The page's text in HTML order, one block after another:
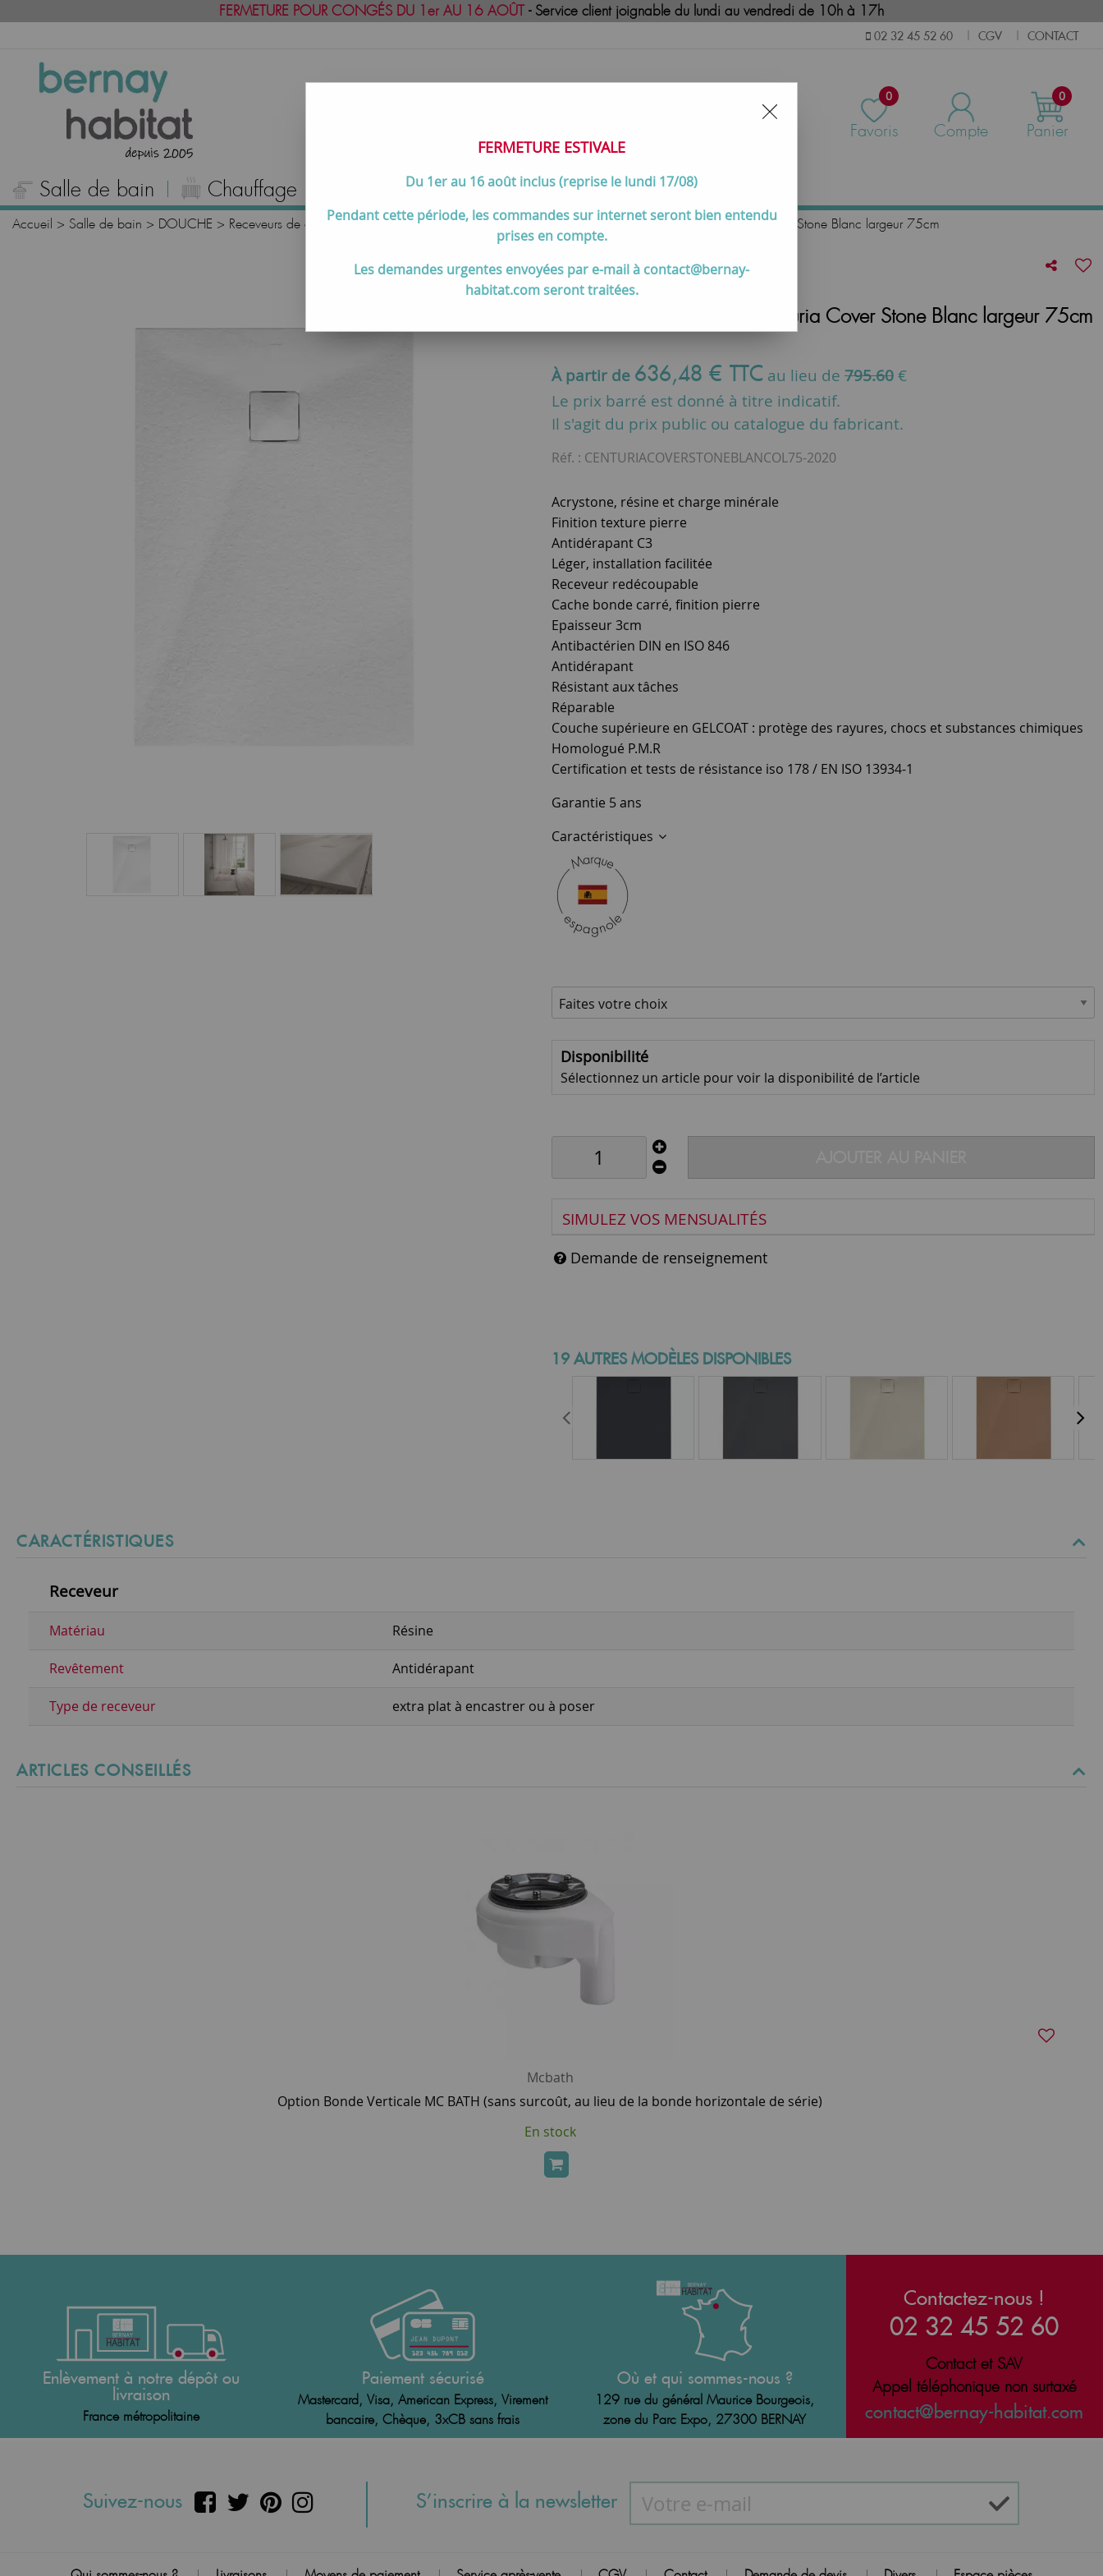
FERMETURE POUR CONGÉS DU 1er AU 16 AOÛT- Service client joignable du lundi au vendredi de 10h à 17h
02 32 45 52 60 CGV CONTACT
0
Favoris Compte
0
Panier
Salle de bain Chauffage Cuisson Meilleures ventes Contactez-nous
Accueil > Salle de bain > DOUCHE > Receveurs de douche résine McBath >Receveurs CENTURIA >Receveur résine McBath Centuria Cover Stone Blanc largeur 75cm
Receveur résine McBath Centuria Cover Stone Blanc largeur 75cm
À partir de 636,48 € TTC au lieu de 795.60€
Le prix barré est donné à titre indicatif.
Il s'agit du prix public ou catalogue du fabricant.
Réf. : CENTURIACOVERSTONEBLANCOL75-2020
Acrystone, résine et charge minérale
Finition texture pierre
Antidérapant C3
Léger, installation facilitée
Receveur redécoupable
Cache bonde carré, finition pierre
Epaisseur 3cm
Antibactérien DIN en ISO 846
Antidérapant
Résistant aux tâches
Réparable
Couche supérieure en GELCOAT : protège des rayures, chocs et substances chimiques
Homologué P.M.R
Certification et tests de résistance iso 178 / EN ISO 13934-1
Garantie 5 ans
Caractéristiques
Disponibilité
Sélectionnez un article pour voir la disponibilité de l’article
SIMULEZ VOS MENSUALITÉS
Demande de renseignement
19 AUTRES MODÈLES DISPONIBLES
CARACTÉRISTIQUES
Receveur
Matériau Résine
Revêtement Antidérapant
Type de receveur extra plat à encastrer ou à poser
ARTICLES CONSEILLÉS
Mcbath
Option Bonde Verticale MC BATH (sans surcoût, au lieu de la bonde horizontale de série)
En stock
Enlèvement à notre dépôt ou
livraison
France métropolitaine
Paiement sécurisé
Mastercard, Visa, American Express, Virement
bancaire, Chèque, 3xCB sans frais
Où et qui sommes-nous ?
129 rue du général Maurice Bourgeois,
zone du Parc Expo, 27300 BERNAY
Contactez-nous !
02 32 45 52 60
Contact et SAV
Appel téléphonique non surtaxé
contact@bernay-habitat.com
Suivez-nous S’inscrire à la newsletter
FERMETURE ESTIVALE
Du 1er au 16 août inclus (reprise le lundi 17/08)
Pendant cette période, les commandes sur internet seront bien entendu
prises en compte.
Les demandes urgentes envoyées par e-mail à contact@bernay-
habitat.com seront traitées.